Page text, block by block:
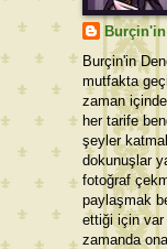
Burçin'in
mutfakta
zaman
her tarife
şeyler
dokunuşlar
fotoğraf
paylaşmak
ettiği için var
zamanda